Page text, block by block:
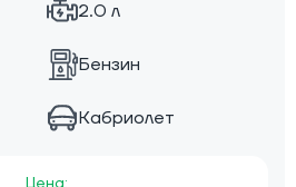
2.0 л
Бензин
Кабриолет